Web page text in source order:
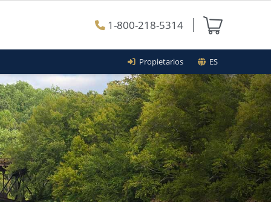
1-800-218-5314
Propietarios ES